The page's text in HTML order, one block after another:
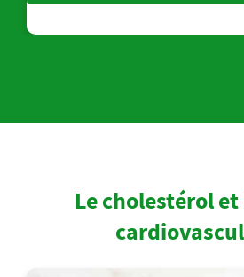
Le cholestérol